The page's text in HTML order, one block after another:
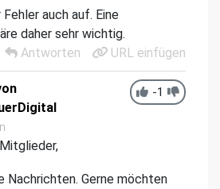
auch auf. Eine
daher sehr wichtig.
Antworten
URL einfügen
-1
Nachrichten. Gerne möchten